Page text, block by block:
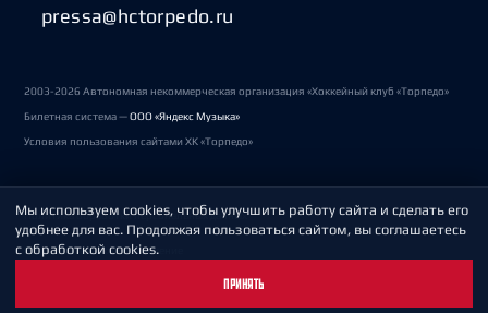
pressa@hctorpedo.ru
2003-2026 Автономная некоммерческая организация «Хоккейный клуб «Торпедо»
Билетная система —ООО «Яндекс Музыка»
Условия пользования сайтами ХК «Торпедо»
Политика обработки персональных данных
Пользовательское соглашение
Мы используем cookies, чтобы улучшить работу сайта и сделать его
удобнее для вас. Продолжая пользоваться сайтом, вы соглашаетесь
с обработкой cookies.
ПРИНЯТЬ